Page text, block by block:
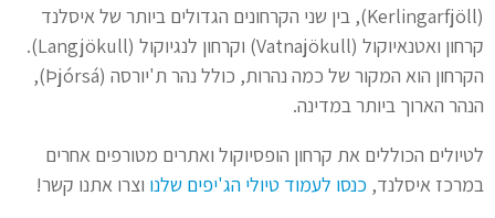
(Kerlingarfjöll), בין שני הקרחונים הגדולים ביותר של איסלנד
קרחון ואטנאיוקול (Vatnajökull) וקרחון לנגיוקול (Langjökull).
הקרחון הוא המקור של כמה נהרות, כולל נהר ת'יורסה (Þjórsá),
הנהר הארוך ביותר במדינה.
לטיולים הכוללים את קרחון הופסיוקול ואתרים מטורפים אחרים
במרכז איסלנד, כנסו לעמוד טיולי הג'יפים שלנווצרו אתנו קשר!